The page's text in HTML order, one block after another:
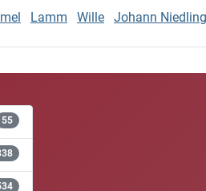
Lamm Wille Johann Niedling
55